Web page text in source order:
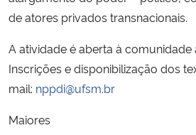
de atores privados transnacionais.
A atividade é aberta à comunidade
Inscrições e disponibilização dos
mail: nppdi@ufsm.br
Maiores